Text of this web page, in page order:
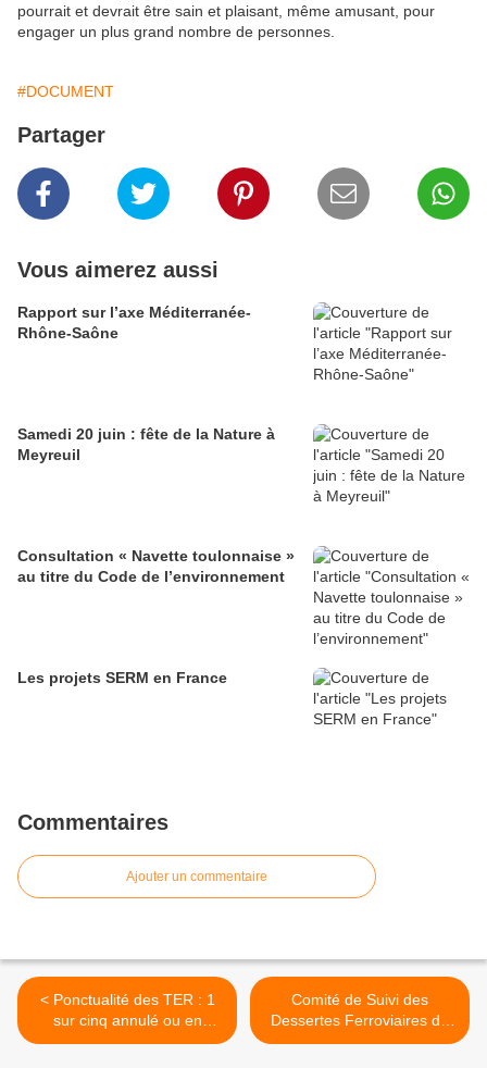
pourrait et devrait être sain et plaisant, même amusant, pour
engager un plus grand nombre de personnes.
#DOCUMENT
Partager
Vous aimerez aussi
Rapport sur l’axe Méditerranée-
Rhône-Saône
Samedi 20 juin : fête de la Nature à
Meyreuil
Consultation « Navette toulonnaise »
au titre du Code de l’environnement
Les projets SERM en France
Commentaires
Ajouter un commentaire
< Ponctualité des TER : 1
sur cinq annulé ou en
retard l'an dernier, selon
Comité de Suivi des
Dessertes Ferroviaires de
la Transversale Sud >